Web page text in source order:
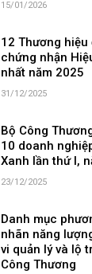
15/01/2026
12 Thương
chứng nhận
nhất năm 2025
31/12/2025
Bộ Công
10 doanh
Xanh lần thứ I,
23/12/2025
Danh mục
nhãn năng
vi quản lý và lộ
Công Thương